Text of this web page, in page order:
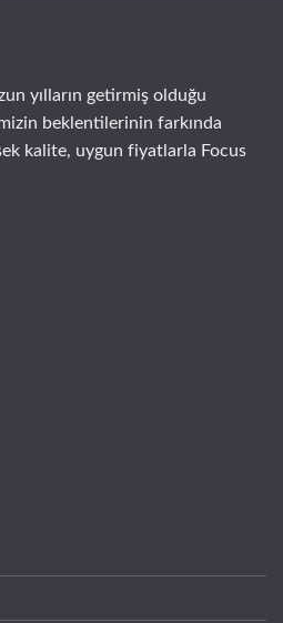
yılların getirmiş olduğu
beklentilerinin farkında
kalite, uygun fiyatlarla Focus